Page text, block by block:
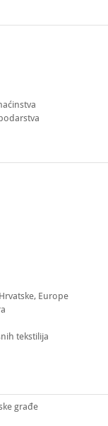
Europe
tekstilija
građe